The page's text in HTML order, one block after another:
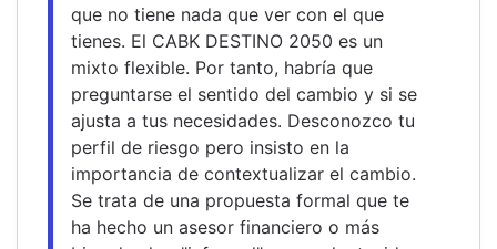
que no tiene nada que ver con el que
tienes. El CABK DESTINO 2050 es un
mixto flexible. Por tanto, habría que
preguntarse el sentido del cambio y si se
ajusta a tus necesidades. Desconozco tu
perfil de riesgo pero insisto en la
importancia de contextualizar el cambio.
Se trata de una propuesta formal que te
ha hecho un asesor financiero o más